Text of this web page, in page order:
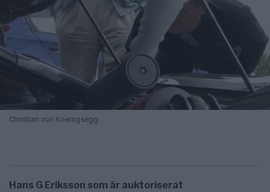
Christian von Koenigsegg
Hans G Eriksson som är auktoriserat